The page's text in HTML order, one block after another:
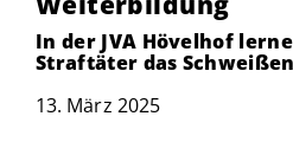
In der JVA Hövelhof
Straftäter das Schweißen
13. März 2025